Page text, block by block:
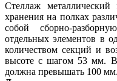
Стеллаж
хранения на полках
собой сборно-
отдельных элементов в
количеством секций и
высоте с шагом 53 мм.
должна превышать 100 мм.